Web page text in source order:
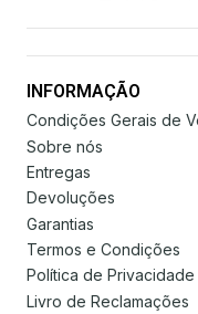
INFORMAÇÃO
Condições Gerais de
Sobre nós
Entregas
Devoluções
Garantias
Termos e Condições
Política de Privacidade
Livro de Reclamações